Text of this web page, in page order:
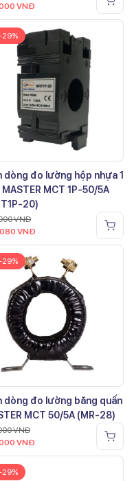
VNĐ
29%
dòng đo lường hộp nhựa 1
MASTER MCT 1P-50/5A
20)
VNĐ
VNĐ
29%
dòng đo lường băng quấn
MCT 50/5A (MR-28)
VNĐ
VNĐ
29%